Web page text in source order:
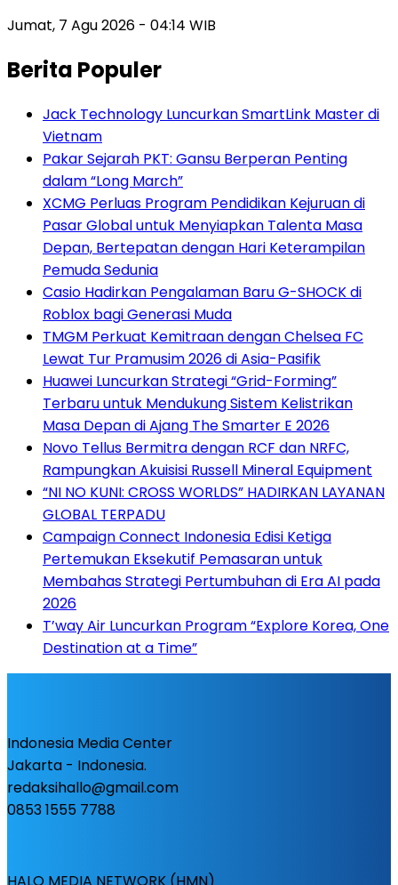
Jumat, 7 Agu 2026 - 04:14 WIB
Berita Populer
Jack Technology Luncurkan SmartLink Master di
Vietnam
Pakar Sejarah PKT: Gansu Berperan Penting
dalam “Long March”
XCMG Perluas Program Pendidikan Kejuruan di
Pasar Global untuk Menyiapkan Talenta Masa
Depan, Bertepatan dengan Hari Keterampilan
Pemuda Sedunia
Casio Hadirkan Pengalaman Baru G-SHOCK di
Roblox bagi Generasi Muda
TMGM Perkuat Kemitraan dengan Chelsea FC
Lewat Tur Pramusim 2026 di Asia-Pasifik
Huawei Luncurkan Strategi “Grid-Forming”
Terbaru untuk Mendukung Sistem Kelistrikan
Masa Depan di Ajang The Smarter E 2026
Novo Tellus Bermitra dengan RCF dan NRFC,
Rampungkan Akuisisi Russell Mineral Equipment
“NI NO KUNI: CROSS WORLDS” HADIRKAN LAYANAN
GLOBAL TERPADU
Campaign Connect Indonesia Edisi Ketiga
Pertemukan Eksekutif Pemasaran untuk
Membahas Strategi Pertumbuhan di Era AI pada
2026
T’way Air Luncurkan Program “Explore Korea, One
Destination at a Time”
Indonesia Media Center
Jakarta - Indonesia.
redaksihallo@gmail.com
0853 1555 7788
HALO MEDIA NETWORK (HMN)